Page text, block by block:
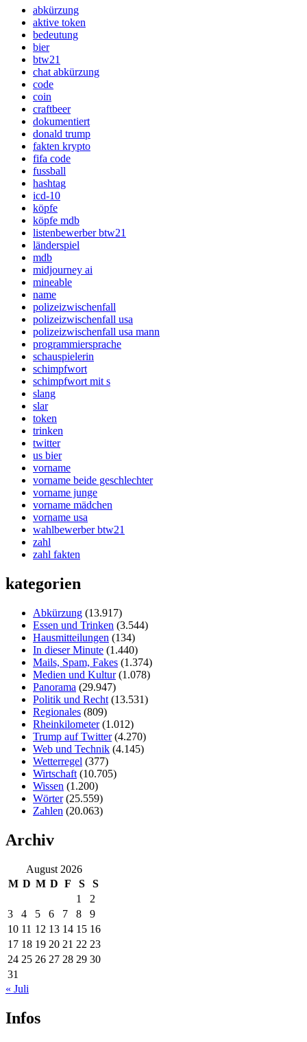
abkürzung
aktive token
bedeutung
bier
btw21
chat abkürzung
code
coin
craftbeer
dokumentiert
donald trump
fakten krypto
fifa code
fussball
hashtag
icd-10
köpfe
köpfe mdb
listenbewerber btw21
länderspiel
mdb
midjourney ai
mineable
name
polizeizwischenfall
polizeizwischenfall usa
polizeizwischenfall usa mann
programmiersprache
schauspielerin
schimpfwort
schimpfwort mit s
slang
slar
token
trinken
twitter
us bier
vorname
vorname beide geschlechter
vorname junge
vorname mädchen
vorname usa
wahlbewerber btw21
zahl
zahl fakten
kategorien
Abkürzung (13.917)
Essen und Trinken (3.544)
Hausmitteilungen (134)
In dieser Minute (1.440)
Mails, Spam, Fakes (1.374)
Medien und Kultur(1.078)
Panorama (29.947)
Politik und Recht (13.531)
Regionales (809)
Rheinkilometer(1.012)
Trump auf Twitter(4.270)
Web und Technik (4.145)
Wetterregel (377)
Wirtschaft (10.705)
Wissen (1.200)
Wörter(25.559)
Zahlen (20.063)
Archiv
August 2026
M D M D F S
S
1
2
3
4 5 6 7 8
9
10 11 12 13 14 15 16
17 18 19 20 21 22 23
24 25 26 27 28 29 30
31
« Juli
Infos